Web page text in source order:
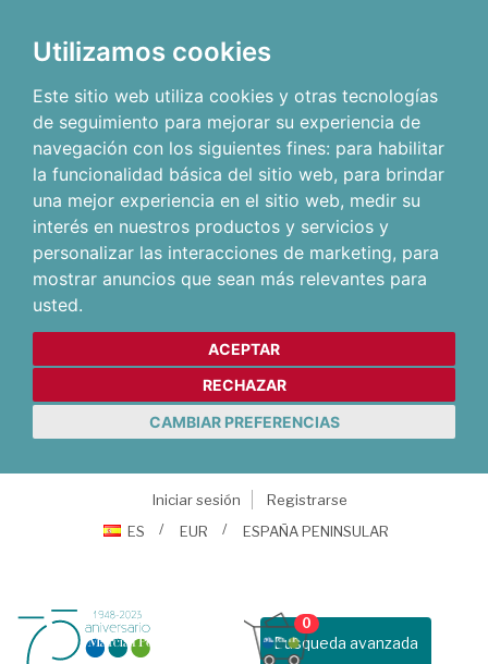
Utilizamos cookies
Este sitio web utiliza cookies y otras tecnologías
de seguimiento para mejorar su experiencia de
navegación con los siguientes fines: para habilitar
la funcionalidad básica del sitio web, para brindar
una mejor experiencia en el sitio web, medir su
interés en nuestros productos y servicios y
personalizar las interacciones de marketing, para
mostrar anuncios que sean más relevantes para
usted.
ACEPTAR
RECHAZAR
CAMBIAR PREFERENCIAS
Iniciar sesión
Registrarse
ES
EUR ESPAÑA PENINSULAR
Busqueda avanzada
0